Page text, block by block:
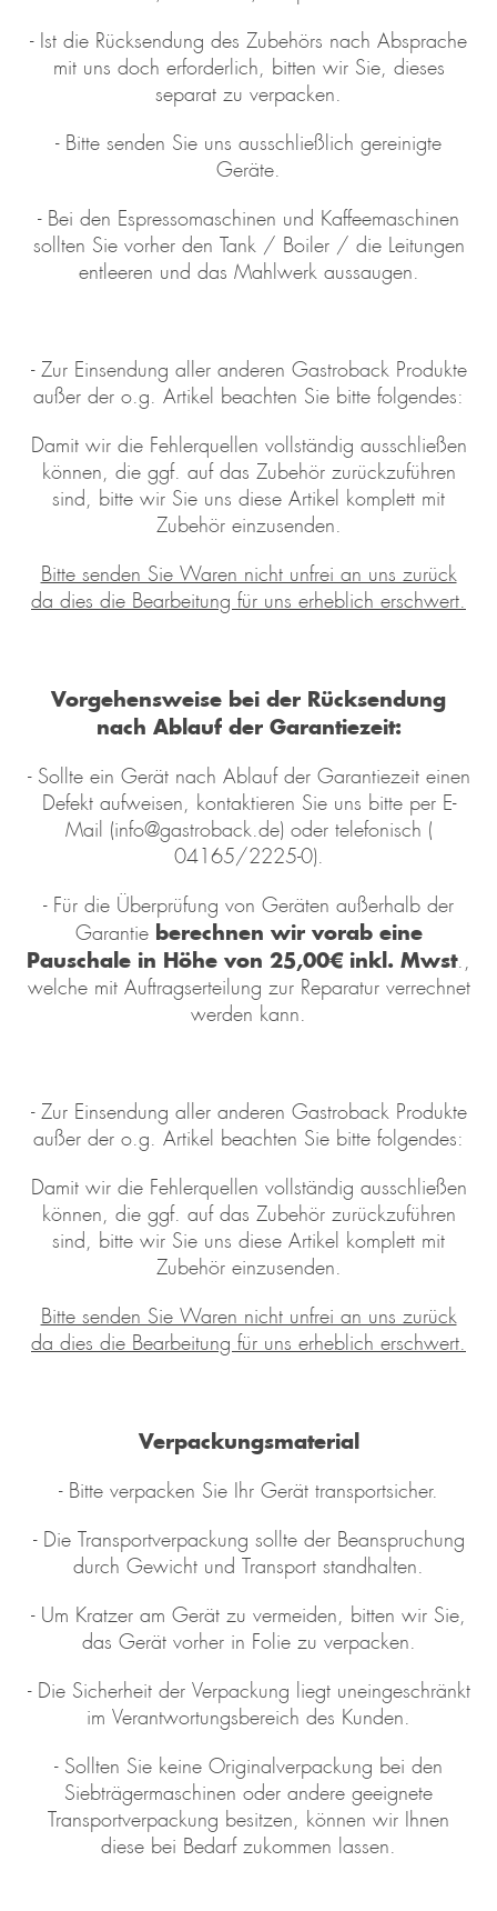
- Ist die Rücksendung des Zubehörs nach Absprache
mit uns doch erforderlich, bitten wir Sie, dieses
separat zu verpacken.
- Bitte senden Sie uns ausschließlich gereinigte
Geräte.
- Bei den Espressomaschinen und Kaffeemaschinen
sollten Sie vorher den Tank / Boiler / die Leitungen
entleeren und das Mahlwerk aussaugen.
- Zur Einsendung aller anderen Gastroback Produkte
außer der o.g. Artikel beachten Sie bitte folgendes:
Damit wir die Fehlerquellen vollständig ausschließen
können, die ggf. auf das Zubehör zurückzuführen
sind, bitte wir Sie uns diese Artikel komplett mit
Zubehör einzusenden.
Bitte senden Sie Waren nicht unfrei an uns zurück
da dies die Bearbeitung für uns erheblich erschwert.
Vorgehensweise bei der Rücksendung
nach Ablauf der Garantiezeit:
- Sollte ein Gerät nach Ablauf der Garantiezeit einen
Defekt aufweisen, kontaktieren Sie uns bitte per E-
Mail (info@gastroback.de) oder telefonisch (
04165/2225-0).
- Für die Überprüfung von Geräten außerhalb der
Garantie berechnen wir vorab eine
Pauschale in Höhe von 25,00€ inkl. Mwst.,
welche mit Auftragserteilung zur Reparatur verrechnet
werden kann.
- Zur Einsendung aller anderen Gastroback Produkte
außer der o.g. Artikel beachten Sie bitte folgendes:
Damit wir die Fehlerquellen vollständig ausschließen
können, die ggf. auf das Zubehör zurückzuführen
sind, bitte wir Sie uns diese Artikel komplett mit
Zubehör einzusenden.
Bitte senden Sie Waren nicht unfrei an uns zurück
da dies die Bearbeitung für uns erheblich erschwert.
Verpackungsmaterial
- Bitte verpacken Sie Ihr Gerät transportsicher.
- Die Transportverpackung sollte der Beanspruchung
durch Gewicht und Transport standhalten.
- Um Kratzer am Gerät zu vermeiden, bitten wir Sie,
das Gerät vorher in Folie zu verpacken.
- Die Sicherheit der Verpackung liegt uneingeschränkt
im Verantwortungsbereich des Kunden.
- Sollten Sie keine Originalverpackung bei den
Siebträgermaschinen oder andere geeignete
Transportverpackung besitzen, können wir Ihnen
diese bei Bedarf zukommen lassen.